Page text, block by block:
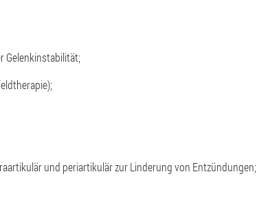
Gelenkinstabilität;
und periartikulär zur Linderung von Entzündungen;